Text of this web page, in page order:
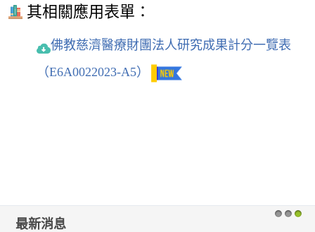
其相關應用表單：
佛教慈濟醫療財團法人研究成果計分一覽表
（E6A0022023-A5）
最新消息